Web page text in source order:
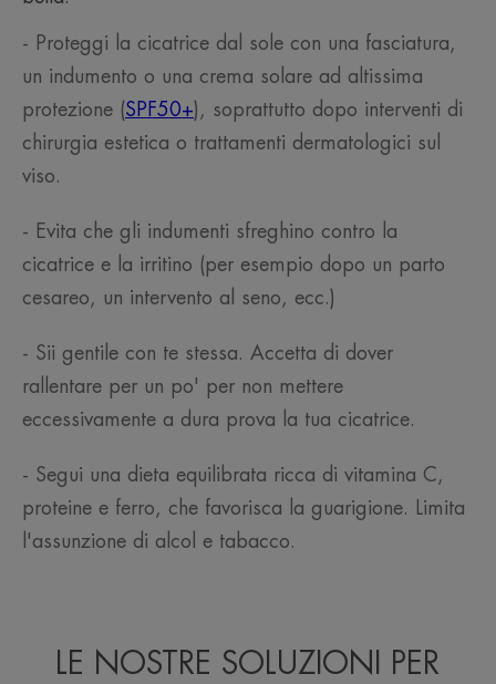
- Proteggi la cicatrice dal sole con una fasciatura,
un indumento o una crema solare ad altissima
protezione (SPF50+), soprattutto dopo interventi di
chirurgia estetica o trattamenti dermatologici sul
viso.
- Evita che gli indumenti sfreghino contro la
cicatrice e la irritino (per esempio dopo un parto
cesareo, un intervento al seno, ecc.)
- Sii gentile con te stessa. Accetta di dover
rallentare per un po' per non mettere
eccessivamente a dura prova la tua cicatrice.
- Segui una dieta equilibrata ricca di vitamina C,
proteine e ferro, che favorisca la guarigione. Limita
l'assunzione di alcol e tabacco.
LE NOSTRE SOLUZIONI PER